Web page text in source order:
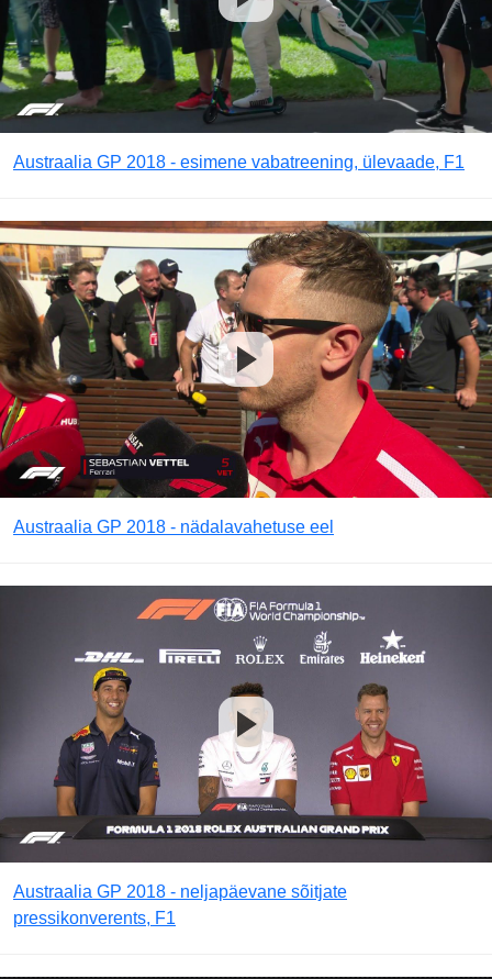
Austraalia GP 2018 - esimene vabatreening, ülevaade, F1
Austraalia GP 2018 - nädalavahetuse eel
Austraalia GP 2018 - neljapäevane sõitjate
pressikonverents, F1